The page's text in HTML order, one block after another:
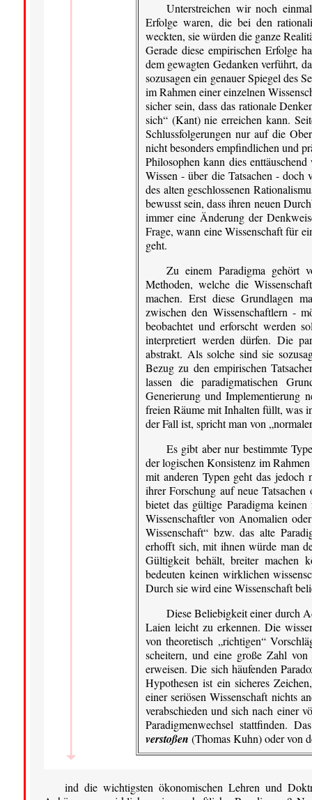
Unterstreichen wir noch
Erfolge waren, die bei den
weckten, sie würden die ganze
Gerade diese empirischen Erfolge
dem gewagten Gedanken verführt,
sozusagen ein genauer Spiegel des
im Rahmen einer einzelnen
sicher sein, dass das rationale
sich“ (Kant) nie erreichen kann.
Schlussfolgerungen nur auf die
nicht besonders empfindlichen und
Philosophen kann dies
Wissen - über die Tatsachen - doch
des alten geschlossenen
bewusst sein, dass ihren neuen
immer eine Änderung der
Frage, wann eine Wissenschaft für
geht.
Zu einem Paradigma gehört
Methoden, welche die
machen. Erst diese Grundlagen
zwischen den Wissenschaftlern -
beobachtet und erforscht werden
interpretiert werden dürfen. Die
abstrakt. Als solche sind sie
Bezug zu den empirischen
lassen die paradigmatischen
Generierung und Implementierung
freien Räume mit Inhalten füllt, was
der Fall ist, spricht man von
Es gibt aber nur bestimmte
der logischen Konsistenz im
mit anderen Typen geht das
ihrer Forschung auf neue
bietet das gültige Paradigma
Wissenschaftler von Anomalien
Wissenschaft“ bzw. das alte
erhofft sich, mit ihnen würde man
Gültigkeit behält, breiter
bedeuten keinen wirklichen
Durch sie wird eine Wissenschaft
Diese Beliebigkeit einer durch
Laien leicht zu erkennen. Die
von theoretisch „richtigen“
scheitern, und eine große Zahl
erweisen. Die sich häufenden
Hypothesen ist ein sicheres
einer seriösen Wissenschaft nichts
verabschieden und sich nach einer
Paradigmenwechsel stattfinden.
verstoßen (Thomas Kuhn) oder von
ind die wichtigsten ökonomischen Lehren und